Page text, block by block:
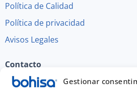
Gestionar
Política de Calidad
Política de privacidad
Avisos Legales
Contacto
Polígono Ind. Juncaril C/